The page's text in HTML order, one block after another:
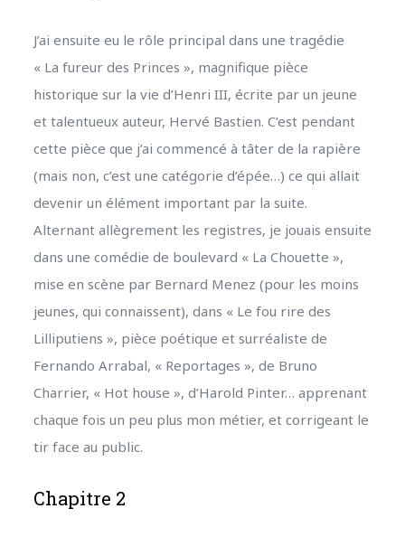
J’ai ensuite eu le rôle principal dans une tragédie
« La fureur des Princes », magnifique pièce
historique sur la vie d’Henri III, écrite par un jeune
et talentueux auteur, Hervé Bastien. C’est pendant
cette pièce que j’ai commencé à tâter de la rapière
(mais non, c’est une catégorie d’épée…) ce qui allait
devenir un élément important par la suite.
Alternant allègrement les registres, je jouais ensuite
dans une comédie de boulevard « La Chouette »,
mise en scène par Bernard Menez (pour les moins
jeunes, qui connaissent), dans « Le fou rire des
Lilliputiens », pièce poétique et surréaliste de
Fernando Arrabal, « Reportages », de Bruno
Charrier, « Hot house », d’Harold Pinter… apprenant
chaque fois un peu plus mon métier, et corrigeant le
tir face au public.
Chapitre 2